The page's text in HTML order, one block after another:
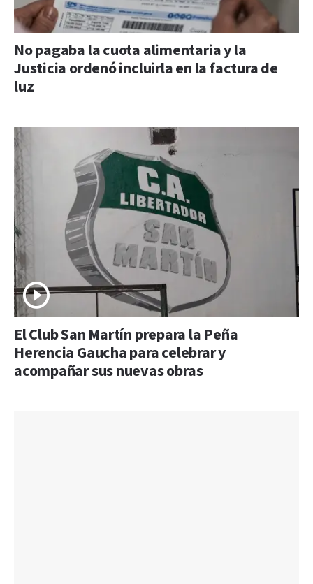
No pagaba la cuota alimentaria y la
Justicia ordenó incluirla en la factura de
luz
El Club San Martín prepara la Peña
Herencia Gaucha para celebrar y
acompañar sus nuevas obras